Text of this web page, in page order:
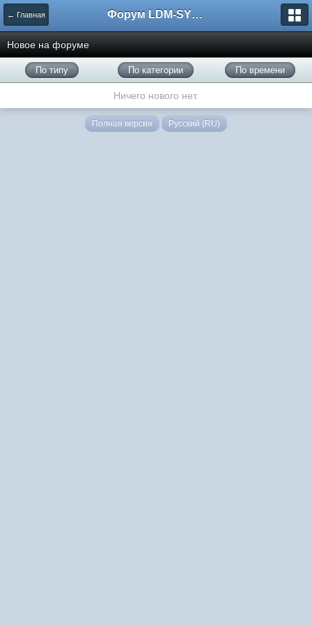
← Главная Форум LDM-SYSTEMS
Новое на форуме
По типу По категории По времени
Ничего нового нет.
Полная версия Русский (RU)